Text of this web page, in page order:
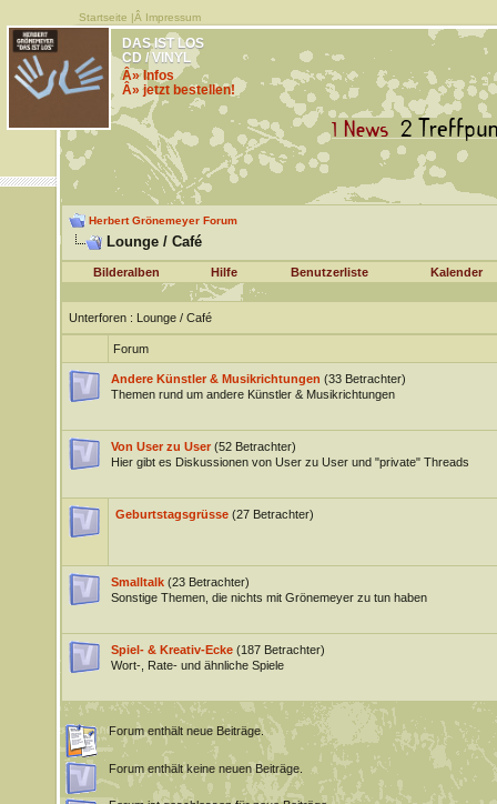
Startseite |Â Impressum
DAS IST LOS
CD / VINYL
Â» Infos
Â» jetzt bestellen!
Herbert Grönemeyer Forum
Lounge / Café
Bilderalben Hilfe Benutzerliste Kalender
Unterforen: Lounge / Café
Forum
Andere Künstler & Musikrichtungen (33 Betrachter)
Themen rund um andere Künstler & Musikrichtungen
Von User zu User (52 Betrachter)
Hier gibt es Diskussionen von User zu User und "private" Threads
Geburtstagsgrüsse (27 Betrachter)
Smalltalk (23 Betrachter)
Sonstige Themen, die nichts mit Grönemeyer zu tun haben
Spiel- & Kreativ-Ecke (187 Betrachter)
Wort-, Rate- und ähnliche Spiele
Forum enthält neue Beiträge.
Forum enthält keine neuen Beiträge.